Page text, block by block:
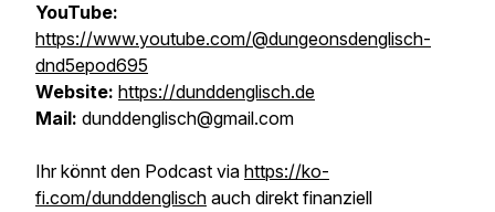
YouTube:
https://www.youtube.com/@dungeonsdenglisch-
dnd5epod695
Website: https://dunddenglisch.de
Mail: dunddenglisch@gmail.com
Ihr könnt den Podcast via https://ko-
fi.com/dunddenglisch auch direkt finanziell